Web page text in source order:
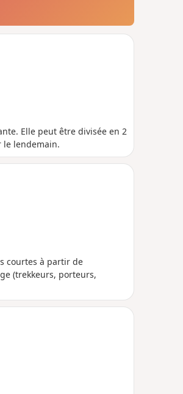
Elle peut être divisée en 2
le lendemain.
courtes à partir de
(trekkeurs, porteurs,